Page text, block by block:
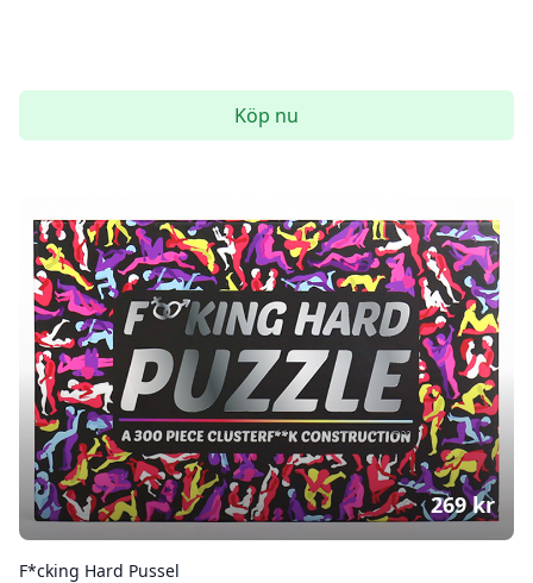
Köp nu
F*cking Hard Pussel
269kr